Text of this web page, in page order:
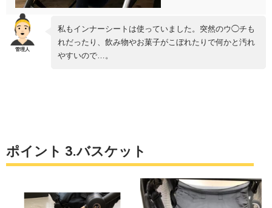
私もインナーシートは使っていました。突然のウ◯チも
れだったり、飲み物やお菓子がこぼれたりで何かと汚れ
やすいので…。
ポイント 3.バスケット